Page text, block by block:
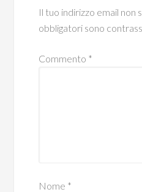
Il tuo indirizzo email non
obbligatori sono
Commento *
Nome *